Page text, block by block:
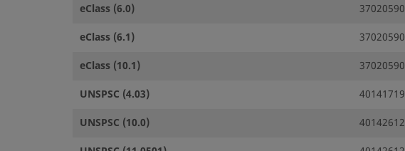
eClass (6.0)
37020590
eClass (6.1)
37020590
eClass (10.1)
37020590
UNSPSC (4.03)
40141719
UNSPSC (10.0)
40142612